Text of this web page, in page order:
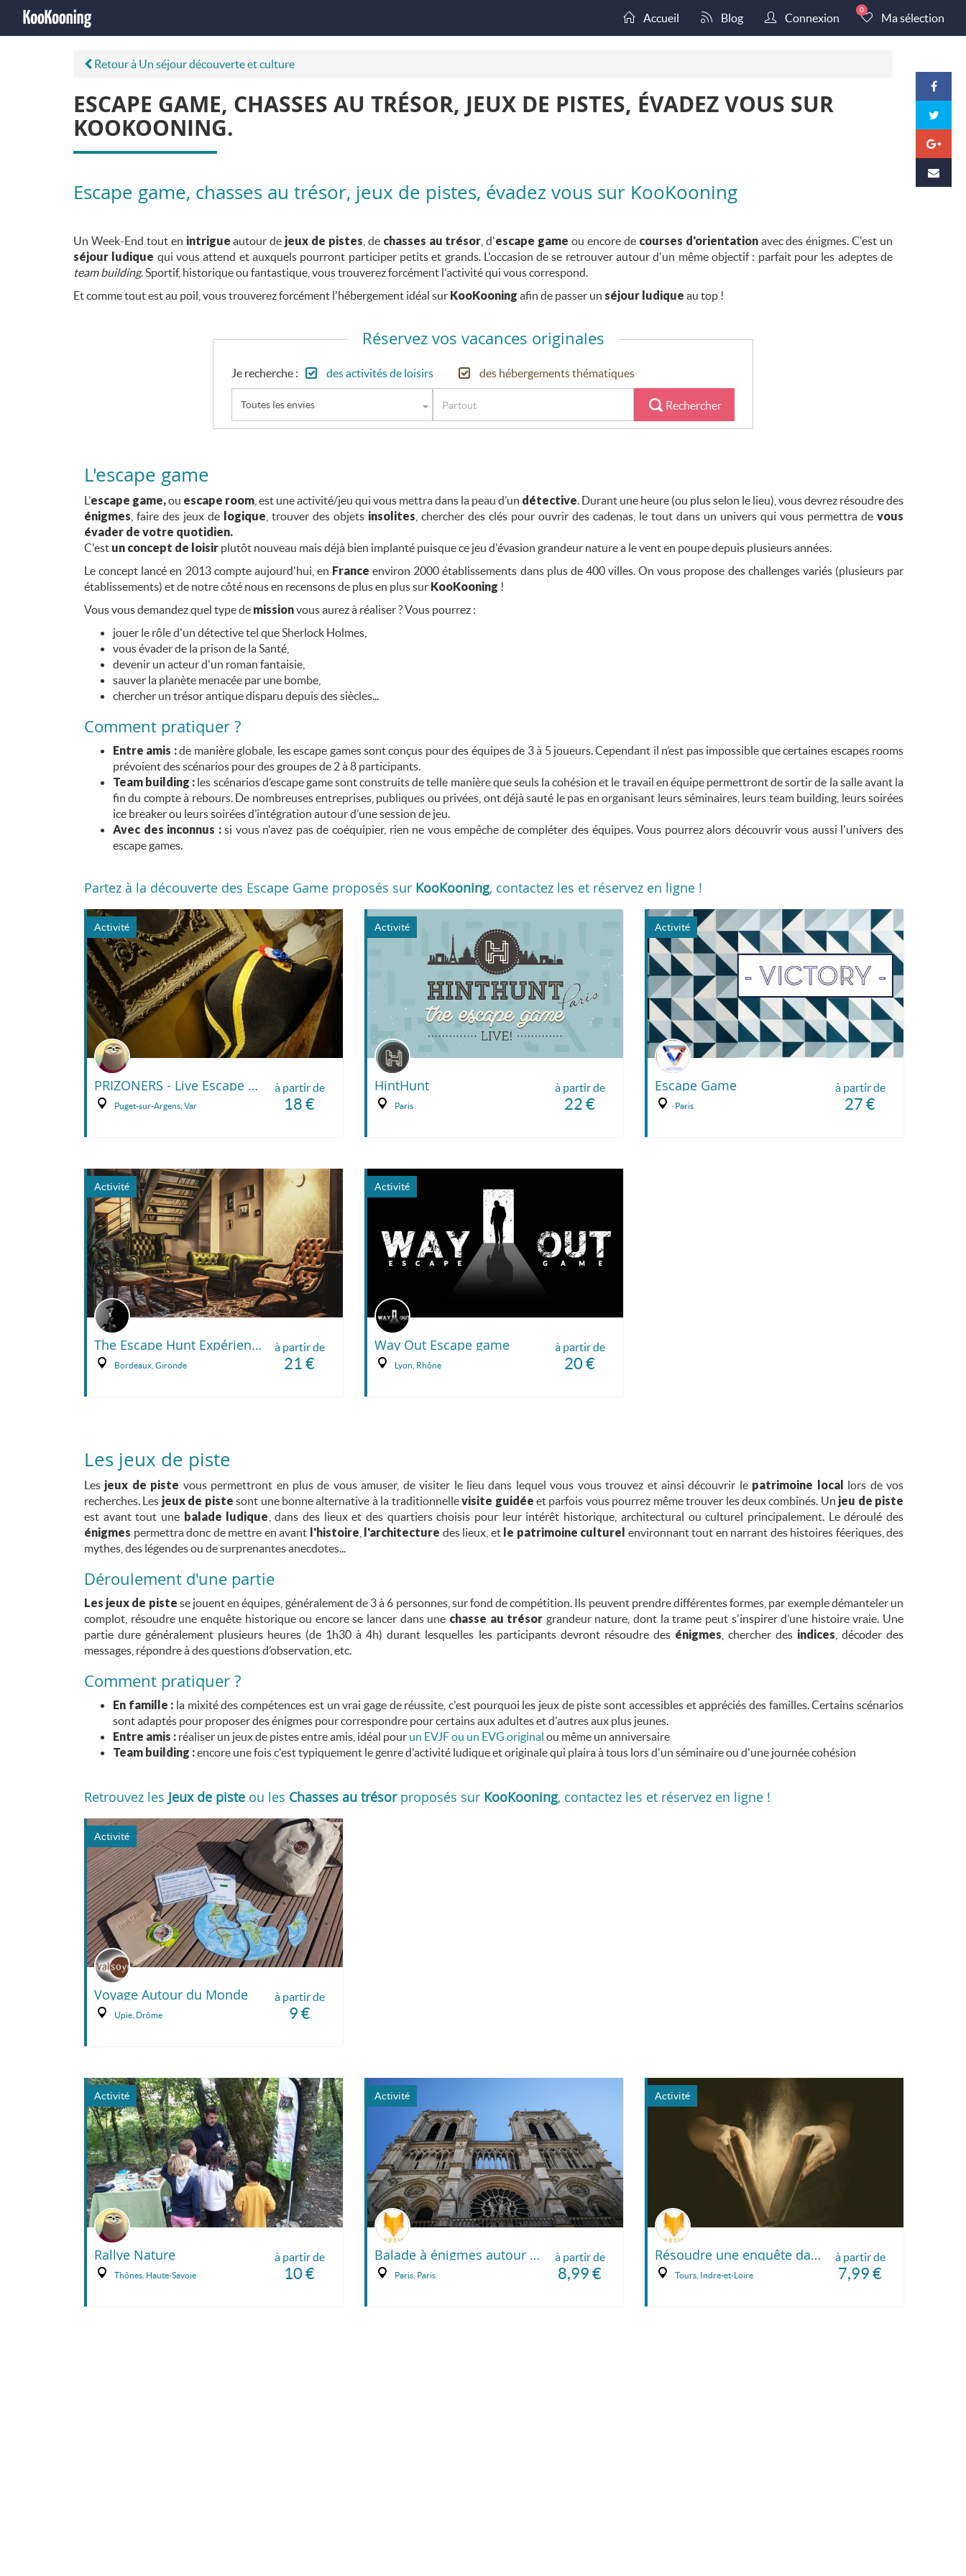
Accueil Blog Connexion
0
Ma sélection
Retour à Un séjour découverte et culture
ESCAPE GAME, CHASSES AU TRÉSOR, JEUX DE PISTES, ÉVADEZ VOUS SUR
KOOKOONING.
Escape game, chasses au trésor, jeux de pistes, évadez vous sur KooKooning
Un Week-End tout en intrigue autour de jeux de pistes , de chasses au trésor , d'escape game ou encore de courses d'orientationavec des énigmes. C'est un
séjour ludique qui vous attend et auxquels pourront participer petits et grands. L'occasion de se retrouver autour d'un même objectif : parfait pour les adeptes de
team building. Sportif, historique ou fantastique, vous trouverez forcément l'activité qui vous correspond.
Et comme tout est au poil, vous trouverez forcément l'hébergement idéal sur KooKooning afin de passer un séjour ludique au top !
Réservez vos vacances originales
Je recherche : des activités de loisirs des hébergements thématiques
Toutes les envies Rechercher
L'escape game
L’escape game,ou escape room , est une activité/jeu qui vous mettra dans la peau d’un détective. Durant une heure (ou plus selon le lieu), vous devrez résoudre des
énigmes , faire des jeux de logique , trouver des objets insolites , chercher des clés pour ouvrir des cadenas, le tout dans un univers qui vous permettra de vous
évader de votre quotidien.
C'est un concept de loisir plutôt nouveau mais déjà bien implanté puisque ce jeu d'évasion grandeur nature a le vent en poupe depuis plusieurs années.
Le concept lancé en 2013 compte aujourd'hui, en France environ 2000 établissements dans plus de 400 villes. On vous propose des challenges variés (plusieurs par
établissements) et de notre côté nous en recensons de plus en plus sur KooKooning !
Vous vous demandez quel type de missionvous aurez à réaliser ? Vous pourrez :
jouer le rôle d'un détective tel que Sherlock Holmes,
vous évader de la prison de la Santé,
devenir un acteur d'un roman fantaisie,
sauver la planète menacée par une bombe,
chercher un trésor antique disparu depuis des siècles...
Comment pratiquer ?
Entre amis :de manière globale, les escape games sont conçus pour des équipes de 3 à 5 joueurs. Cependant il n’est pas impossible que certaines escapes rooms
prévoient des scénarios pour des groupes de 2 à 8 participants.
Team building : les scénarios d’escape game sont construits de telle manière que seuls la cohésion et le travail en équipe permettront de sortir de la salle avant la
fin du compte à rebours. De nombreuses entreprises, publiques ou privées, ont déjà sauté le pas en organisant leurs séminaires, leurs team building, leurs soirées
ice breaker ou leurs soirées d’intégration autour d’une session de jeu.
Avec des inconnus :si vous n'avez pas de coéquipier, rien ne vous empêche de compléter des équipes. Vous pourrez alors découvrir vous aussi l'univers des
escape games.
Partez à la découverte des Escape Game proposés sur KooKooning, contactez les et réservez en ligne !
Activité
à partir de
18 €
PRIZONERS - Live Escape Game
Puget-sur-Argens, Var
Activité
à partir de
22 €
HintHunt
Paris
Activité
à partir de
27 €
Escape Game
Paris
Activité
à partir de
21 €
The Escape Hunt Expérience Bordeaux
Bordeaux, Gironde
Activité
à partir de
20 €
Way Out Escape game
Lyon, Rhône
Les jeux de piste
Les jeux de piste vous permettront en plus de vous amuser, de visiter le lieu dans lequel vous vous trouvez et ainsi découvrir le patrimoine local lors de vos
recherches. Les jeux de piste sont une bonne alternative à la traditionnellevisite guidée et parfois vous pourrez même trouver les deux combinés. Un jeu de piste
est avant tout une balade ludique , dans des lieux et des quartiers choisis pour leur intérêt historique, architectural ou culturel principalement. Le déroulé des
énigmes permettra donc de mettre en avant l'histoire l'architecture des lieux, et le patrimoine culturel environnant tout en narrant des histoires féeriques, des
mythes, des légendes ou de surprenantes anecdotes...
Déroulement d'une partie
Les jeux de piste se jouent en équipes, généralement de 3 à 6 personnes, sur fond de compétition. Ils peuvent prendre différentes formes, par exemple démanteler un
complot, résoudre une enquête historique ou encore se lancer dans une chasse au trésor grandeur nature, dont la trame peut s'inspirer d’une histoire vraie. Une
partie dure généralement plusieurs heures (de 1h30 à 4h) durant lesquelles les participants devront résoudre des énigmes , chercher des indices , décoder des
messages, répondre à des questions d’observation, etc.
Comment pratiquer ?
En famille : la mixité des compétences est un vrai gage de réussite, c'est pourquoi les jeux de piste sont accessibles et appréciés des familles. Certains scénarios
sont adaptés pour proposer des énigmes pour correspondre pour certains aux adultes et d'autres aux plus jeunes.
Entre amis : réaliser un jeux de pistes entre amis, idéal pour un EVJF ou un EVG original ou même un anniversaire
Team building :encore une fois c'est typiquement le genre d'activité ludique et originale qui plaira à tous lors d'un séminaire ou d'une journée cohésion
Retrouvez les Jeux de piste ou les Chasses au trésorproposés sur KooKooning, contactez les et réservez en ligne !
Activité
à partir de
9 €
Voyage Autour du Monde
Upie, Drôme
Activité
à partir de
10 €
Rallye Nature
Thônes, Haute-Savoie
Activité
à partir de
8,99 €
Balade à énigmes autour de l'Île de la Cité
Paris, Paris
Activité
à partir de
7,99 €
Résoudre une enquête dans les rues de Tours
Tours, Indre-et-Loire